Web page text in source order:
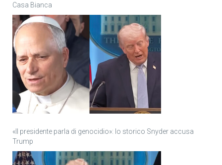
Casa Bianca
«Il presidente parla di genocidio»: lo storico Snyder accusa
Trump